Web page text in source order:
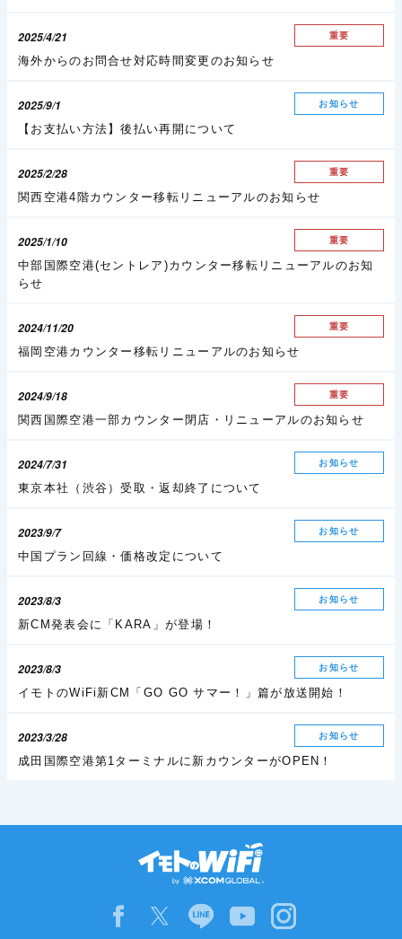
2025/4/21 重要
海外からのお問合せ対応時間変更のお知らせ
2025/9/1 お知らせ
【お支払い方法】後払い再開について
2025/2/28 重要
関西空港4階カウンター移転リニューアルのお知らせ
2025/1/10 重要
中部国際空港(セントレア)カウンター移転リニューアルのお知
らせ
2024/11/20 重要
福岡空港カウンター移転リニューアルのお知らせ
2024/9/18 重要
関西国際空港一部カウンター閉店・リニューアルのお知らせ
2024/7/31 お知らせ
東京本社（渋谷）受取・返却終了について
2023/9/7 お知らせ
中国プラン回線・価格改定について
2023/8/3 お知らせ
新CM発表会に「KARA」が登場！
2023/8/3 お知らせ
イモトのWiFi新CM「GO GO サマー！」篇が放送開始！
2023/3/28 お知らせ
成田国際空港第1ターミナルに新カウンターがOPEN！